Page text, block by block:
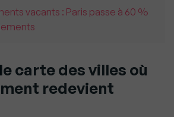
vacants : Paris passe à 60 %
carte des villes où
redevient